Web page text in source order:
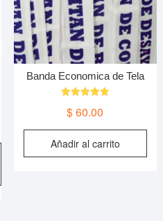
Este
Banda Economica de Tela
5.00
$60.00
Añadir al carrito